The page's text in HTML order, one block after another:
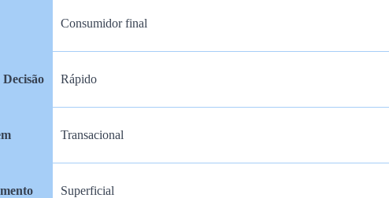
Consumidor final
Rápido
Transacional
Superficial